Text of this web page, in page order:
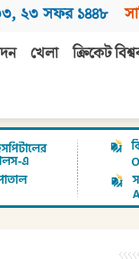
, ২৩ সফর ১৪৪৮
খেলা ক্রিকেট